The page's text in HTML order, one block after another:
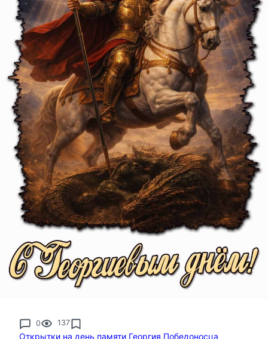
0 137
Открытки на день памяти Георгия Победоносца